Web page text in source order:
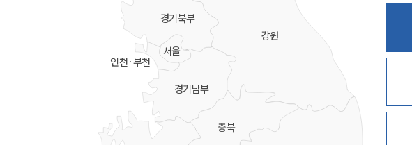
강원
충북
경기북부
경기남부
서울
인천·부천